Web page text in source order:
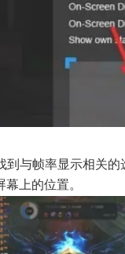
到与帧率显示相关的
上的位置。